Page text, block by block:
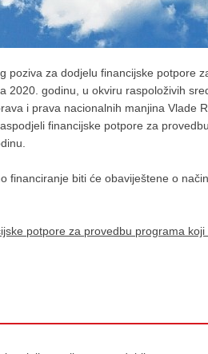
poziva za dodjelu financijske potpore
2020. godinu, u okviru raspoloživih
i prava nacionalnih manjina Vlade
financijske potpore za
financiranje biti će obaviještene o
potpore za provedbu programa